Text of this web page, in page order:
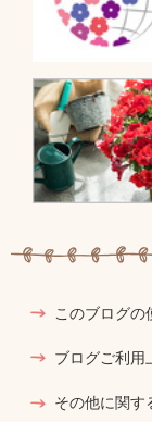
このブログの
ブログご利用
その他に関す